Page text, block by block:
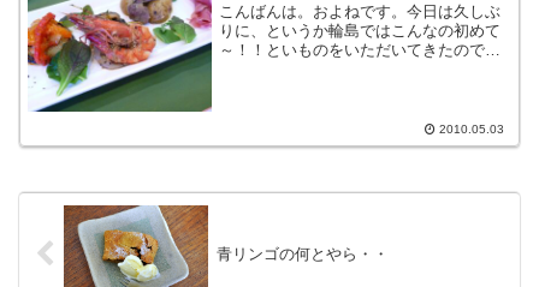
こんばんは。およねです。今日は久しぶ
りに、というか輪島ではこんなの初めて
～！！といものをいただいてきたので、
2010.05.03
青リンゴの何とやら・・